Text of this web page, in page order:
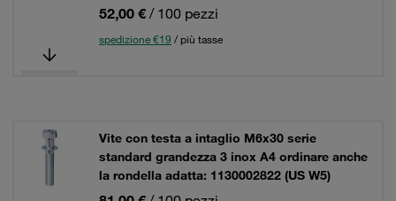
52,00 € / 100 pezzi
spedizione €19 / più tasse
Vite con testa a intaglio M6x30 serie
standard grandezza 3 inox A4 ordinare anche
la rondella adatta: 1130002822 (US W5)